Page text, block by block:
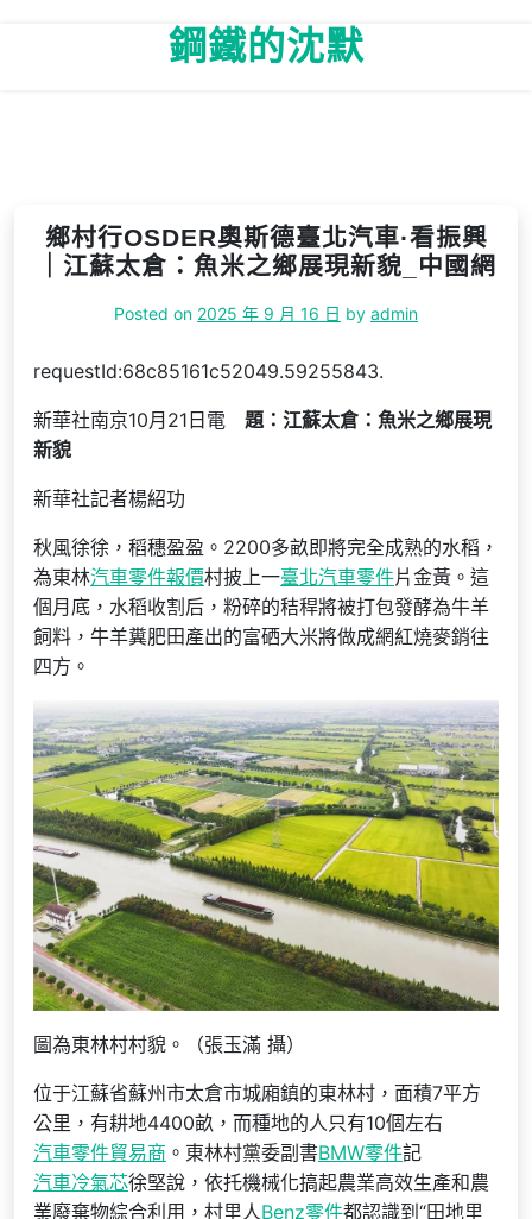
鋼鐵的沈默
鄉村行OSDER奧斯德臺北汽車·看振興
｜江蘇太倉：魚米之鄉展現新貌_中國網
Posted on 2025 年 9 月 16 日 by admin
requestId:68c85161c52049.59255843.
新華社南京10月21日電 題：江蘇太倉：魚米之鄉展現
新貌
新華社記者楊紹功
秋風徐徐，稻穗盈盈。2200多畝即將完全成熟的水稻，
為東林汽車零件報價村披上一臺北汽車零件片金黃。這
個月底，水稻收割后，粉碎的秸稈將被打包發酵為牛羊
飼料，牛羊糞肥田產出的富硒大米將做成網紅燒麥銷往
四方。
圖為東林村村貌。（張玉滿 攝）
位于江蘇省蘇州市太倉市城廂鎮的東林村，面積7平方
公里，有耕地4400畝，而種地的人只有10個左右
汽車零件貿易商 。東林村黨委副書BMW零件記
汽車冷氣芯徐堅說，依托機械化搞起農業高效生產和農
業廢棄物綜合利用，村里人Benz零件都認識到“田地里